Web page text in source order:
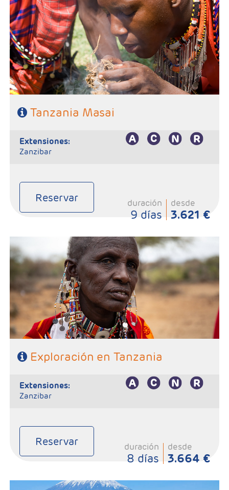
- Salidas: Martes
- Ruta: 1n Poblado Masai 1n Tarangire, 2n Serengeti, 2n Karatu.
- Régimen: Pensión completa
Tanzania Masai
extensiones:
Zanzibar
Reservar duración
9 días
desde
3.621 €
- Salidas: Sábados
- Ruta: 1n Tarangire, 2n Serengeti, 2 n Karatu/Ngorongoro
- Régimen: Pensión completa
Exploración en Tanzania
extensiones:
Zanzibar
Reservar duración
8 días
desde
3.664 €